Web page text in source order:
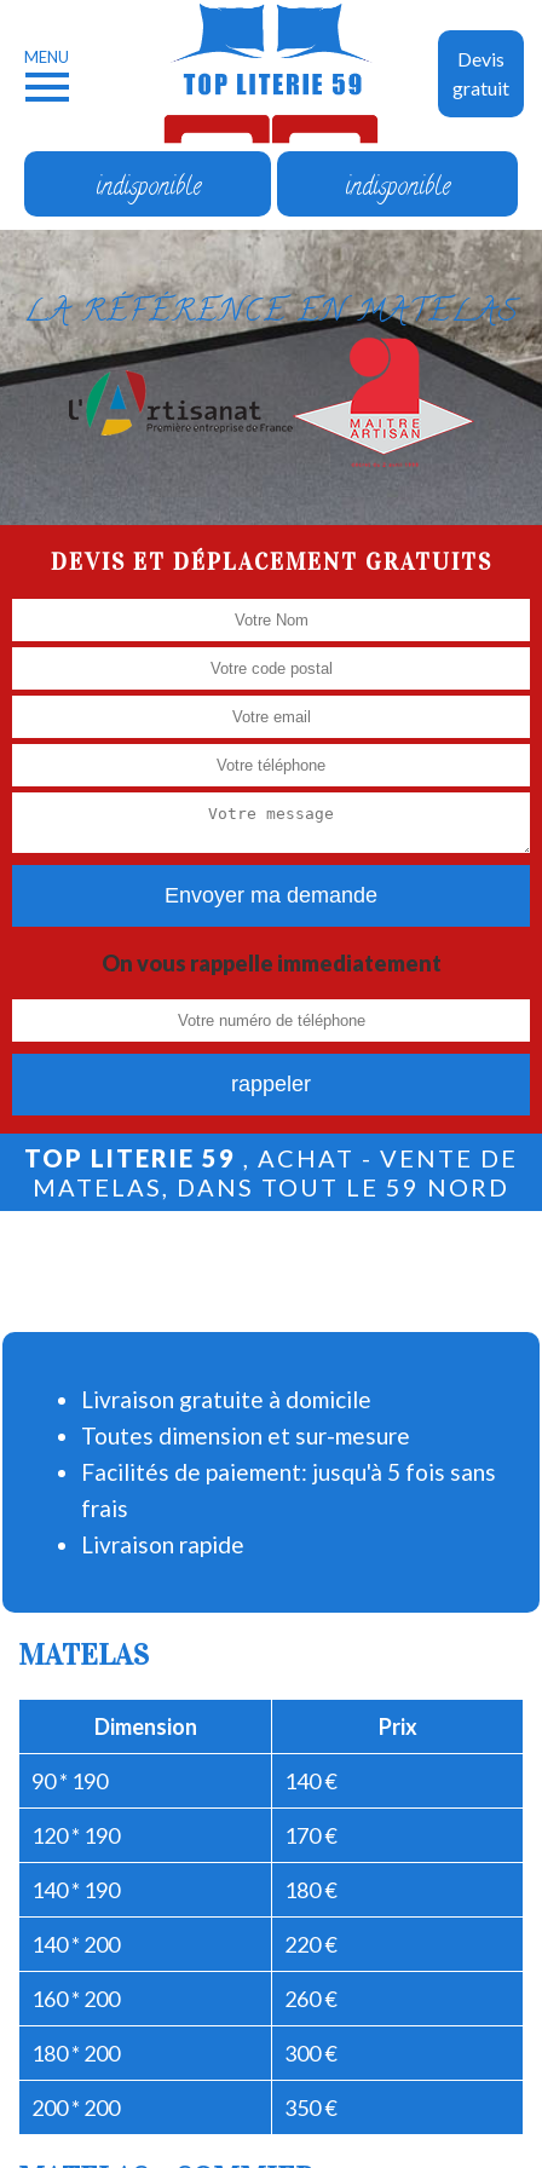
Devis
gratuit
MENU
indisponible indisponible
LA RÉFÉRENCE EN MATELAS
DEVIS ET DÉPLACEMENT GRATUITS
On vous rappelle immediatement
TOP LITERIE 59 , ACHAT - VENTE DE
MATELAS, DANS TOUT LE 59 NORD
Livraison gratuite à domicile
Toutes dimension et sur-mesure
Facilités de paiement: jusqu'à 5 fois sans
frais
Livraison rapide
MATELAS
Dimension Prix
90 * 190 140 €
120 * 190 170 €
140 * 190 180 €
140 * 200 220 €
160 * 200 260 €
180 * 200 300 €
200 * 200 350 €